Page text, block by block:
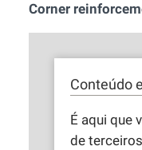
Corner
Conteúdo
É aqui que
de